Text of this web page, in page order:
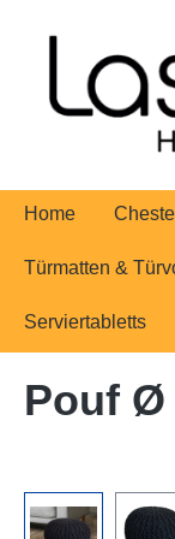
Home
Türmatten &
Serviertabletts
Pouf Ø
Bildergalerie